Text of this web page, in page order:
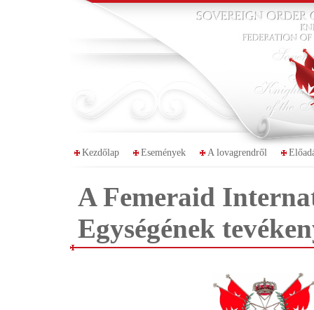
Kezdőlap Események A lovagrendről
A Femeraid
Egységének